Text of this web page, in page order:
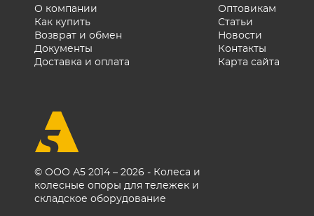
© ООО А5 2014 – 2026 - Колеса и
колесные опоры для тележек и
складское оборудование
О компании
Как купить
Возврат и обмен
Документы
Доставка и оплата
Оптовикам
Статьи
Новости
Контакты
Карта сайта